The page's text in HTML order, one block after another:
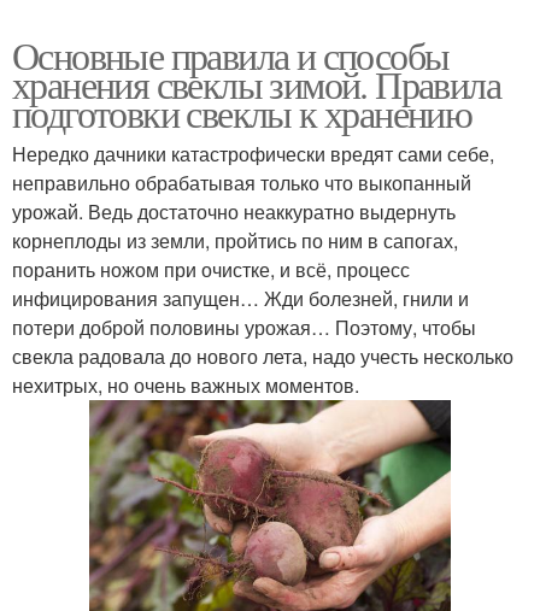
Основные правила и способы
хранения свеклы зимой. Правила
подготовки свеклы к хранению
Нередко дачники катастрофически вредят сами себе,
неправильно обрабатывая только что выкопанный
урожай. Ведь достаточно неаккуратно выдернуть
корнеплоды из земли, пройтись по ним в сапогах,
поранить ножом при очистке, и всё, процесс
инфицирования запущен… Жди болезней, гнили и
потери доброй половины урожая… Поэтому, чтобы
свекла радовала до нового лета, надо учесть несколько
нехитрых, но очень важных моментов.